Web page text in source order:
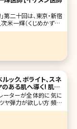
第二十回は、東京・新宿
一輝（くじめかずき）
を担う久次米一輝先生
ャリアをスタートさせ
ック、ボライト、スネ
ある肌へ導く! 肌の
ヤ弾力が欲しい方 頻繁
元のケアだけピンポイ
で